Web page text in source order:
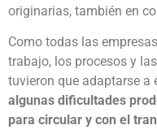
originarias, también en
Como todas las
trabajo, los procesos y
tuvieron que adaptarse a
algunas dificultades
para circular y con el